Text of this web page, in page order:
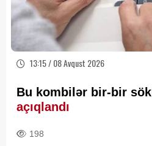
13:15 / 08 Avqust 2026
Bu kombilər bir-bir
açıqlandı
198